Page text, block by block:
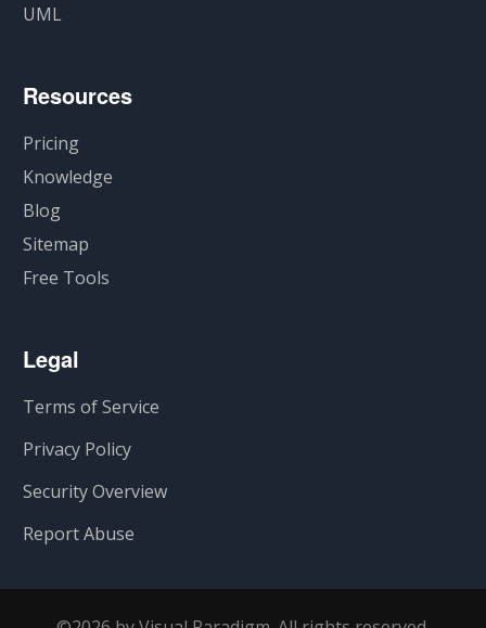
UML
Resources
Pricing
Knowledge
Blog
Sitemap
Free Tools
Legal
Terms of Service
Privacy Policy
Security Overview
Report Abuse